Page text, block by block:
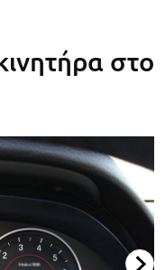
στο